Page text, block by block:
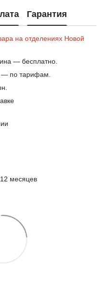
Гарантия
на отделениях Новой
— бесплатно.
— по тарифам.
месяцев